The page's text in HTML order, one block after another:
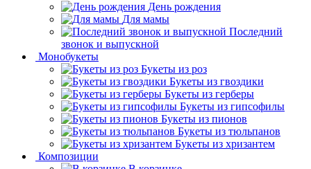
День рождения
Для мамы
Последний
звонок и выпускной
Монобукеты
Букеты из роз
Букеты из гвоздики
Букеты из герберы
Букеты из гипсофилы
Букеты из пионов
Букеты из тюльпанов
Букеты из хризантем
Композиции